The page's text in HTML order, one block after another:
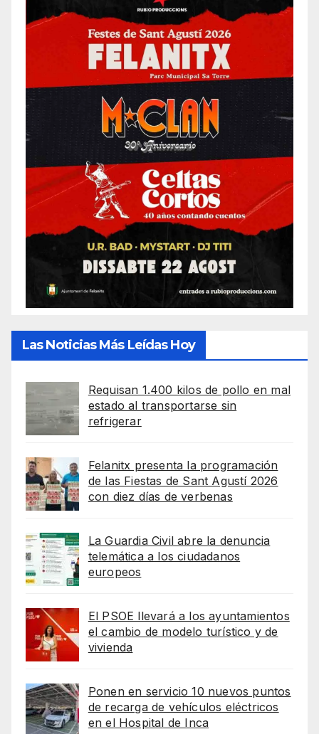
Las Noticias Más Leídas Hoy
Requisan 1.400 kilos de pollo en mal
estado al transportarse sin
refrigerar
Felanitx presenta la programación
de las Fiestas de Sant Agustí 2026
con diez días de verbenas
La Guardia Civil abre la denuncia
telemática a los ciudadanos
europeos
El PSOE llevará a los ayuntamientos
el cambio de modelo turístico y de
vivienda
Ponen en servicio 10 nuevos puntos
de recarga de vehículos eléctricos
en el Hospital de Inca